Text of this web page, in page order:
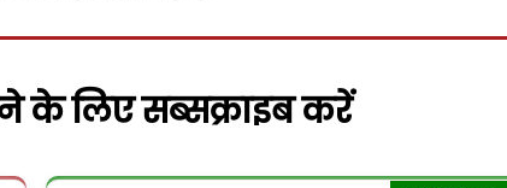
के लिए सब्सक्राइब करें